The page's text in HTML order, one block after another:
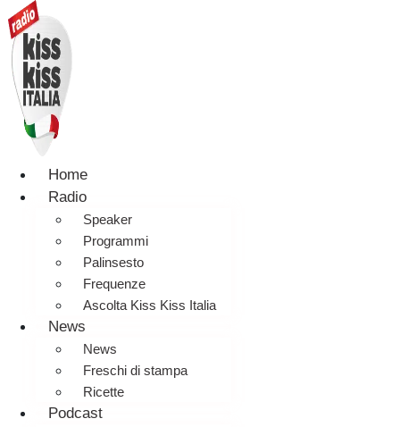
Home
Radio
Speaker
Programmi
Palinsesto
Frequenze
Ascolta Kiss Kiss Italia
News
News
Freschi di stampa
Ricette
Podcast